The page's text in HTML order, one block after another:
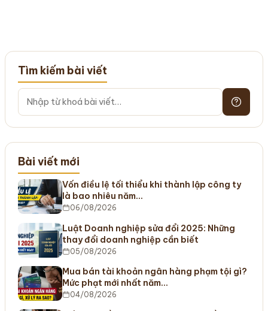
Tìm kiếm bài viết
Bài viết mới
Vốn điều lệ tối thiểu khi thành lập công ty
là bao nhiêu năm…
06/08/2026
Luật Doanh nghiệp sửa đổi 2025: Những
thay đổi doanh nghiệp cần biết
05/08/2026
Mua bán tài khoản ngân hàng phạm tội gì?
Mức phạt mới nhất năm…
04/08/2026